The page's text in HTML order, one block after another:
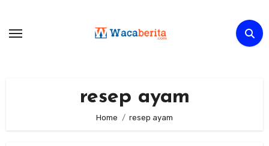
content
resep ayam
Home resep ayam